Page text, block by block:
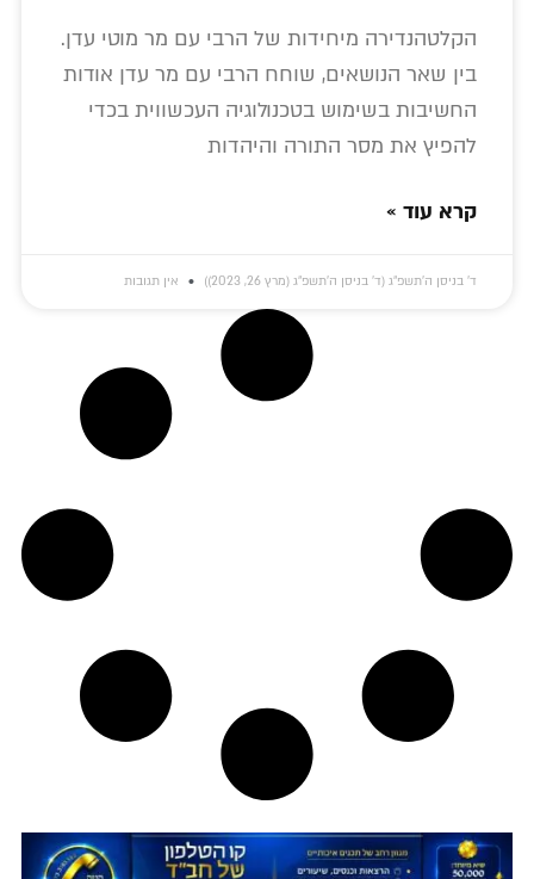
הקלטהנדירה מיחידות של הרבי עם מר מוטי עדן.
בין שאר הנושאים, שוחח הרבי עם מר עדן אודות
החשיבות בשימוש בטכנולוגיה העכשווית בכדי
להפיץ את מסר התורה והיהדות
קרא עוד »
ד׳ בניסן ה׳תשפ״ג (ד׳ בניסן ה׳תשפ״ג (מרץ 26, 2023)) אין תגובות